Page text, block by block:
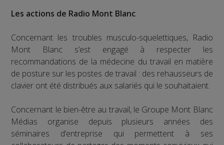
Les actions de Radio Mont Blanc
Concernant les troubles musculo-squelettiques, Radio
Mont Blanc s’est engagé à respecter les
recommandations de la médecine du travail en matière
de posture sur les postes de travail : des rehausseurs de
clavier ont été distribués aux salariés qui le souhaitaient.
Concernant le bien-être au travail, le Groupe Mont Blanc
Médias organise depuis plusieurs années des
séminaires d’entreprise qui permettent à ses